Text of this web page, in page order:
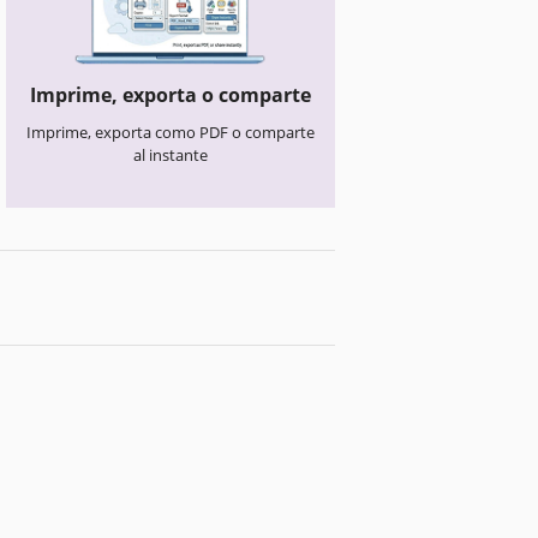
Imprime, exporta o comparte
Imprime, exporta como PDF o comparte
al instante